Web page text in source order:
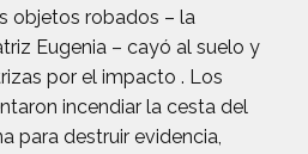
objetos robados – la
Eugenia – cayó al suelo y
por el impacto . Los
incendiar la cesta del
para destruir evidencia,